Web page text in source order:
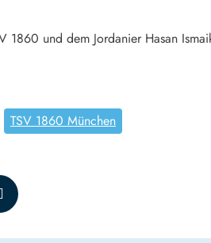
1860 und dem Jordanier Hasan
TSV 1860 München